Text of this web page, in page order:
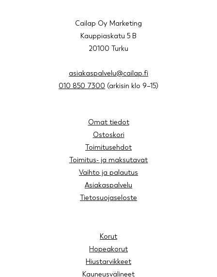
Cailap Oy Marketing
Kauppiaskatu 5 B
20100 Turku
asiakaspalvelu@cailap.fi
010 850 7300 (arkisin klo 9–15)
Omat tiedot
Ostoskori
Toimitusehdot
Toimitus- ja maksutavat
Vaihto ja palautus
Asiakaspalvelu
Tietosuojaseloste
Korut
Hopeakorut
Hiustarvikkeet
Kauneusvälineet